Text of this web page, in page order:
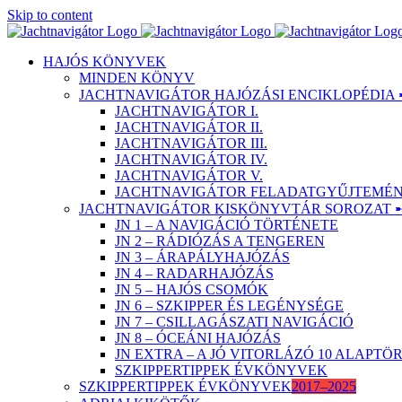
Skip to content
HAJÓS KÖNYVEK
MINDEN KÖNYV
JACHTNAVIGÁTOR HAJÓZÁSI ENCIKLOPÉDIA
JACHTNAVIGÁTOR I.
JACHTNAVIGÁTOR II.
JACHTNAVIGÁTOR III.
JACHTNAVIGÁTOR IV.
JACHTNAVIGÁTOR V.
JACHTNAVIGÁTOR
JACHTNAVIGÁTOR KISKÖNYVTÁR SOROZAT
JN 1 – A NAVIGÁCIÓ TÖRTÉNETE
JN 2 – RÁDIÓZÁS A TENGEREN
JN 3 – ÁRAPÁLYHAJÓZÁS
JN 4 – RADARHAJÓZÁS
JN 5 – HAJÓS CSOMÓK
JN 6 – SZKIPPER ÉS LEGÉNYSÉGE
JN 7 – CSILLAGÁSZATI NAVIGÁCIÓ
JN 8 – ÓCEÁNI HAJÓZÁS
JN EXTRA – A JÓ VITORLÁZÓ 10
SZKIPPERTIPPEK ÉVKÖNYVEK
SZKIPPERTIPPEK ÉVKÖNYVEK2017–2025